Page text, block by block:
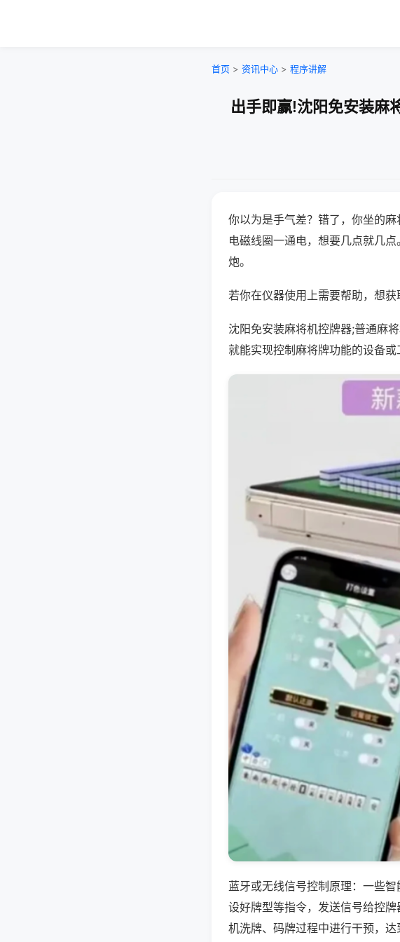
首页 > 资讯中心 > 程序讲解
出手即赢!沈阳免安装麻
你以为是手气差？错了，你坐的
电磁线圈一通电，想要几点就几
炮。
若你在仪器使用上需要帮助，想
沈阳免安装麻将机控牌器;普通麻
就能实现控制麻将牌功能的设备或
蓝牙或无线信号控制原理：一些
设好牌型等指令，发送信号给控
机洗牌、码牌过程中进行干预，达